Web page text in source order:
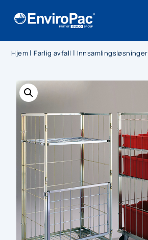
Hjem | Farlig avfall | Innsamlingsløsninger